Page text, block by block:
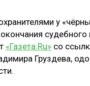
ПРОИЗВОДСТВО
у
судебного
«Газета.Ru» со
Груздева,